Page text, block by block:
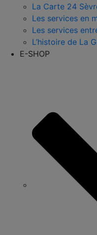
La Carte 24
Les services en
Les services
L’histoire de La
E-SHOP